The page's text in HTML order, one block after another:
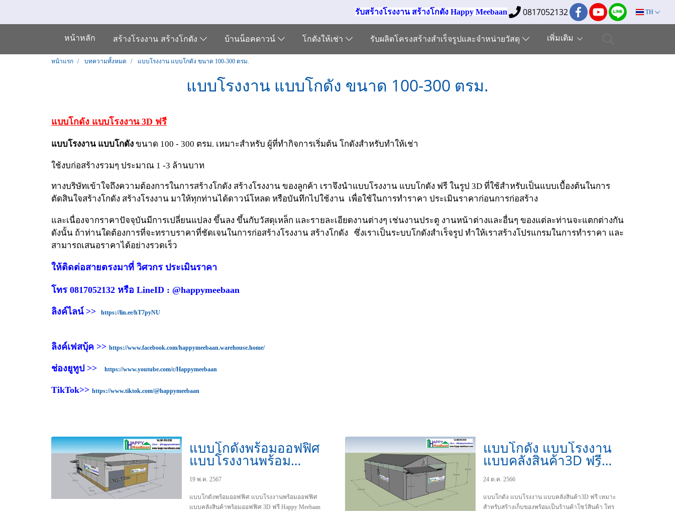
รับสร้างโรงงาน สร้างโกดัง Happy Meebaan 0817052132 TH
หน้าหลัก สร้างโรงงาน สร้างโกดัง บ้านน็อคดาวน์ โกดังให้เช่า รับผลิตโครงสร้างสำเร็จรูปและจำหน่ายวัสดุ เพิ่มเติม
หน้าแรก บทความทั้งหมด แบบโรงงาน แบบโกดัง ขนาด 100-300 ตรม.
แบบโรงงาน แบบโกดัง ขนาด 100-300 ตรม.
แบบโกดัง แบบโรงงาน 3D ฟรี
แบบโรงงาน แบบโกดัง ขนาด 100 - 300 ตรม. เหมาะสำหรับ ผู้ที่ทำกิจการเริ่มต้น โกดังสำหรับทำให้เช่า
ใช้งบก่อสร้างรวมๆ ประมาณ 1 -3 ล้านบาท
ทางบริษัทเข้าใจถึงความต้องการในการสร้างโกดัง สร้างโรงงาน ของลูกค้า เราจึงนำแบบโรงงาน แบบโกดัง ฟรี ในรูป 3D ที่ใช้สำหรับเป็นแบบเบื้องต้นในการ
ตัดสินใจสร้างโกดัง สร้างโรงงาน มาให้ทุกท่านได้ดาวน์โหลด หรือบันทึกไปใช้งาน เพื่อใช้ในการทำราคา ประเมินราคาก่อนการก่อสร้าง
และเนื่องจากราคาปัจจุบันมีการเปลี่ยนแปลง ขึ้นลง ขึ้นกับวัสดุเหล็ก และรายละเอียดงานต่างๆ เช่นงานประตู งานหน้าต่างและอื่นๆ ของแต่ละท่านจะแตกต่างกัน
ดังนั้น ถ้าท่านใดต้องการที่จะทราบราคาที่ชัดเจนในการก่อสร้างโรงงาน สร้างโกดัง ซึ่งเราเป็นระบบโกดังสำเร็จรูป ทำให้เราสร้างโปรแกรมในการทำราคา และ
สามารถเสนอราคาได้อย่างรวดเร็ว
ให้ติดต่อสายตรงมาที่ วิศวกร ประเมินราคา
โทร 0817052132 หรือ LineID : @happymeebaan
ลิงค์ไลน์ >> https://lin.ee/hT7pyNU
ลิงค์เฟสบุ้ค >> https://www.facebook.com/happymeebaan.warehouse.home/
ช่องยูทูป >> https://www.youtube.com/c/Happymeebaan
TikTok>> https://www.tiktok.com/@happymeebaan
แบบโกดังพร้อมออฟฟิศ
แบบโรงงานพร้อม
ออฟฟิศ แบบคลังสินค้า
พร้อมออฟฟิศ 3D ฟรี
19 พ.ค. 2567
แบบโกดังพร้อมออฟฟิศ แบบโรงงานพร้อมออฟฟิศ
แบบคลังสินค้าพร้อมออฟฟิศ 3D ฟรี Happy Meebaan
แบบโกดัง แบบโรงงาน
แบบคลังสินค้า3D ฟรี
เหมาะสำหรับสร้างเก็บ
ของพร้อมเป็นร้านค้า
โชว์สินค้า
24 ต.ค. 2566
แบบโกดัง แบบโรงงาน แบบคลังสินค้า3D ฟรี เหมาะ
สำหรับสร้างเก็บของพร้อมเป็นร้านค้าโชว์สินค้า โทร